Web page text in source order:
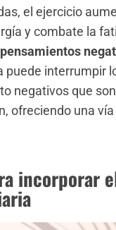
el ejercicio
y combate la
puede interrumpir
negativos que
ofreciendo una
incorporar